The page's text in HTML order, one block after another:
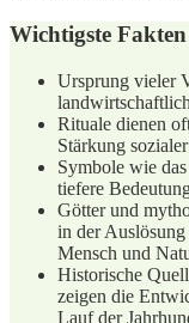
Wichtigste
Ursprung vieler
Rituale dienen
Stärkung
Symbole wie
tiefere
Götter und
in der
Mensch und
Historische
⁢zeigen ⁤die
Lauf der